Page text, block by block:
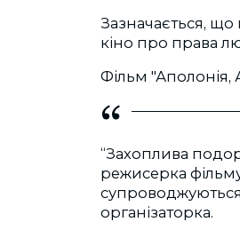
Зазначається, що
кіно про права
Фільм "Аполонія,
“Захоплива
режисерка фільму
організаторка.